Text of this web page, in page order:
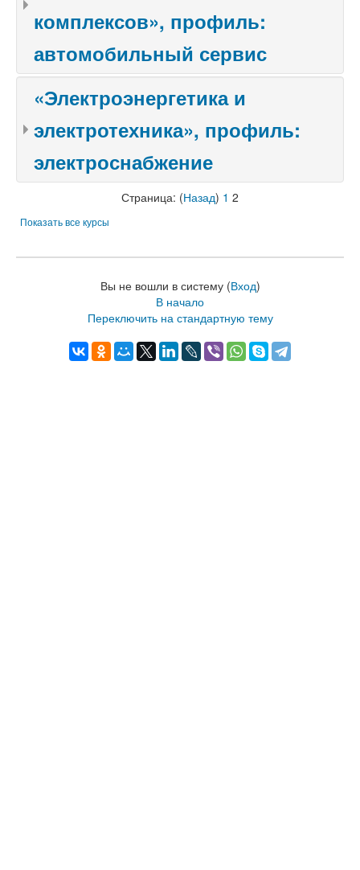
комплексов», профиль:
автомобильный сервис
«Электроэнергетика и
электротехника», профиль:
электроснабжение
Страница: (Назад) 1 2
Показать все курсы
Вы не вошли в систему (Вход)
В начало
Переключить на стандартную тему